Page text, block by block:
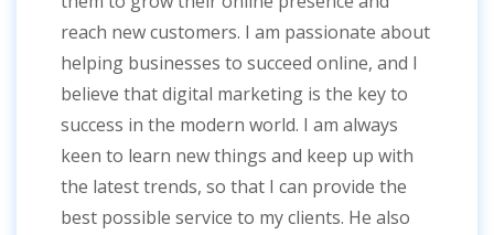
reach new customers. I am passionate about
helping businesses to succeed online, and I
believe that digital marketing is the key to
success in the modern world. I am always
keen to learn new things and keep up with
the latest trends, so that I can provide the
best possible service to my clients. He also